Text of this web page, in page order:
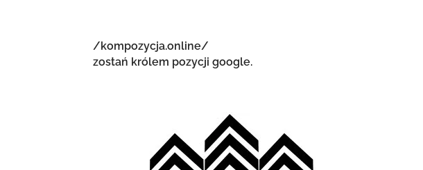
/kompozycja.online/
zostań królem pozycji google.